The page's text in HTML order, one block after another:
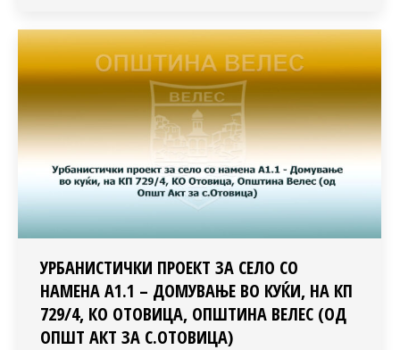
УРБАНИСТИЧКИ ПРОЕКТ ЗА СЕЛО СО
НАМЕНА А1.1 – ДОМУВАЊЕ ВО КУЌИ, НА КП
729/4, КО ОТОВИЦА, ОПШТИНА ВЕЛЕС (ОД
ОПШТ АКТ ЗА С.ОТОВИЦА)